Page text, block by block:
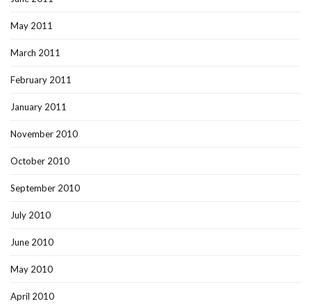
May 2011
March 2011
February 2011
January 2011
November 2010
October 2010
September 2010
July 2010
June 2010
May 2010
April 2010